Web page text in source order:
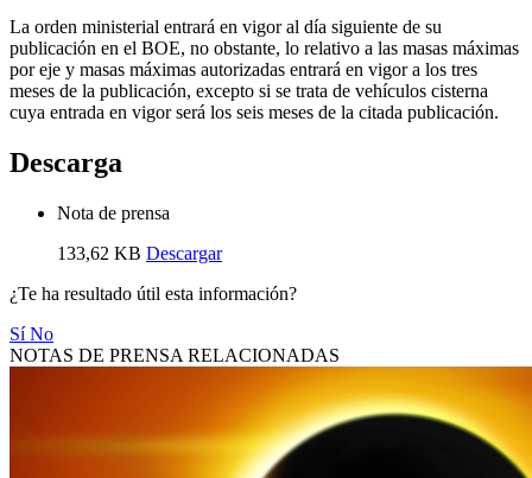
La orden ministerial entrará en vigor al día siguiente de su
publicación en el BOE, no obstante, lo relativo a las masas máximas
por eje y masas máximas autorizadas entrará en vigor a los tres
meses de la publicación, excepto si se trata de vehículos cisterna
cuya entrada en vigor será los seis meses de la citada publicación.
Descarga
Nota de prensa
133,62 KB Descargar
¿Te ha resultado útil esta información?
SíNo
NOTAS DE PRENSA RELACIONADAS